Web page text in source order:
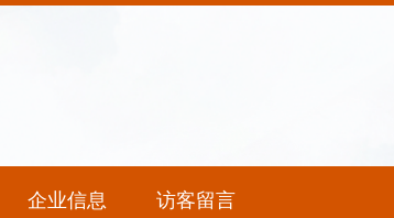
企业信息 访客留言